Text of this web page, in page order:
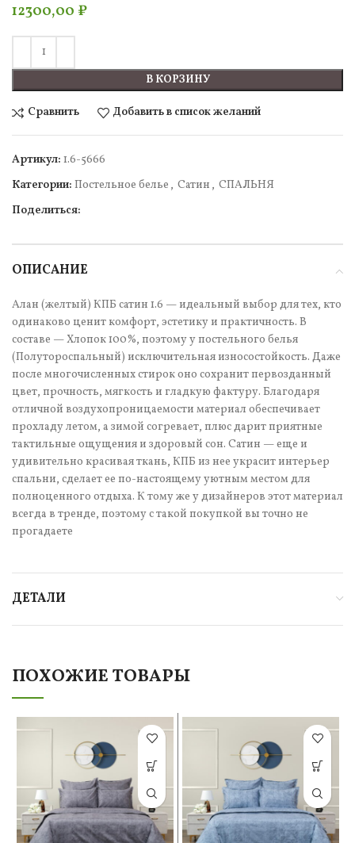
12300,00 ₽
В КОРЗИНУ
Сравнить Добавить в список желаний
Артикул: 1.6-5666
Категории: Постельное белье , Сатин , СПАЛЬНЯ
Поделиться:
ОПИСАНИЕ
Алан (желтый) КПБ сатин 1.6 — идеальный выбор для тех, кто
одинаково ценит комфорт, эстетику и практичность. В
составе — Хлопок 100%, поэтому у постельного белья
(Полутороспальный) исключительная износостойкость. Даже
после многочисленных стирок оно сохранит первозданный
цвет, прочность, мягкость и гладкую фактуру. Благодаря
отличной воздухопроницаемости материал обеспечивает
прохладу летом, а зимой согревает, плюс дарит приятные
тактильные ощущения и здоровый сон. Сатин — еще и
удивительно красивая ткань, КПБ из нее украсит интерьер
спальни, сделает ее по-настоящему уютным местом для
полноценного отдыха. К тому же у дизайнеров этот материал
всегда в тренде, поэтому с такой покупкой вы точно не
прогадаете
ДЕТАЛИ
ПОХОЖИЕ ТОВАРЫ